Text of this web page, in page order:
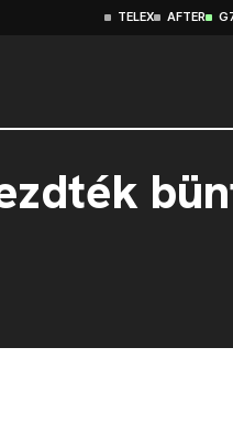
TELEX AFTER